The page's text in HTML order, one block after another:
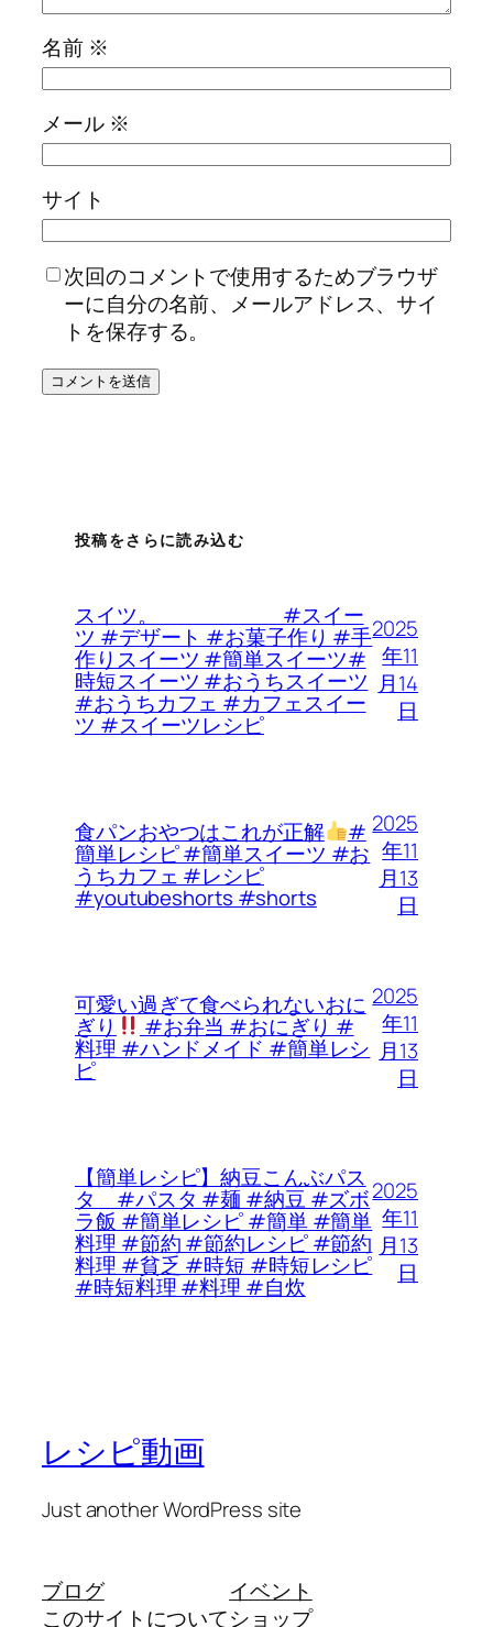
名前 ※
メール ※
サイト
次回のコメントで使用するためブラウザ
ーに自分の名前、メールアドレス、サイ
トを保存する。
投稿をさらに読み込む
スイツ。 #スイー
ツ #デザート #お菓子作り #手
作りスイーツ #簡単スイーツ#
時短スイーツ #おうちスイーツ
#おうちカフェ #カフェスイー
ツ #スイーツレシピ
2025
年11
月14
日
食パンおやつはこれが正解 #
簡単レシピ #簡単スイーツ #お
うちカフェ #レシピ
#youtubeshorts #shorts
2025
年11
月13
日
可愛い過ぎて食べられないおに
ぎり #お弁当 #おにぎり #
料理 #ハンドメイド #簡単レシ
ピ
2025
年11
月13
日
【簡単レシピ】納豆こんぶパス
タ #パスタ #麺 #納豆 #ズボ
ラ飯 #簡単レシピ #簡単 #簡単
料理 #節約 #節約レシピ #節約
料理 #貧乏 #時短 #時短レシピ
#時短料理 #料理 #自炊
2025
年11
月13
日
レシピ動画
Just another WordPress site
ブログ
このサイトについて
イベント
ショップ